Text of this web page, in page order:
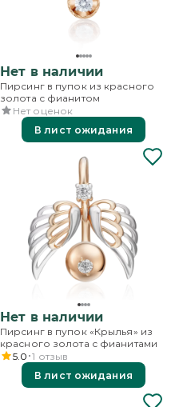
Нет в наличии
Пирсинг в пупок из красного
золота с фианитом
Нет оценок
В лист ожидания
Нет в наличии
Пирсинг в пупок «Крылья» из
красного золота с фианитами
5.0 1 отзыв
В лист ожидания